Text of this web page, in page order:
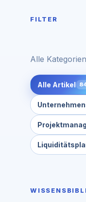
FILTER
Alle
Alle Artikel